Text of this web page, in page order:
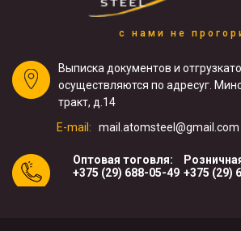
с нами не
Выписка документов и отгрузка
осуществляются по адресуг.
тракт, д.14
E-mail:
mail.atomsteel@gmail.com
Оптовая тоговля:
+375 (29) 688-05-49 +375 (29)